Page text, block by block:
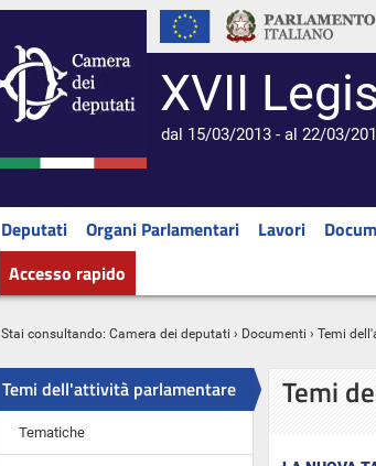
XVII
dal 15/03/2013 - al 22/03/
Deputati Organi Parlamentari Lavori
Accesso rapido
Stai consultando: Camera dei deputati › Documenti › Temi
Temi dell'attività parlamentare
Tematiche
Temi